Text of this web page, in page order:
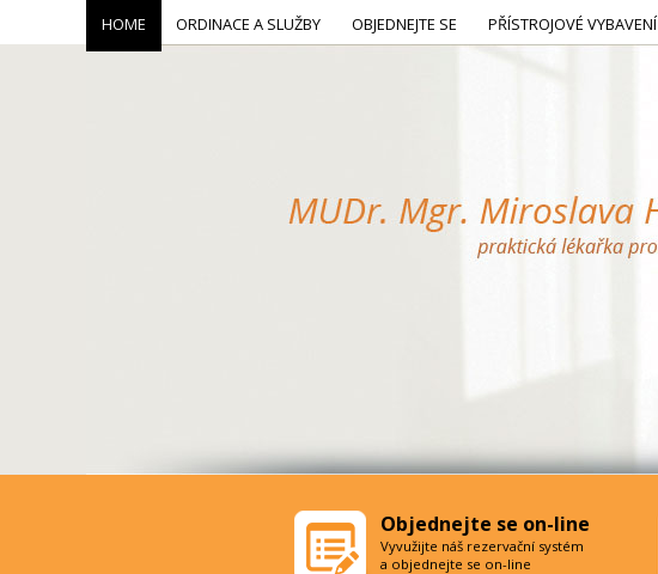
HOME ORDINACE A SLUŽBY OBJEDNEJTE SE PŘÍSTROJOVÉ VYBAVENÍ
Objednejte se on-line
Vyvužijte náš rezervační systém
a objednejte se on-line